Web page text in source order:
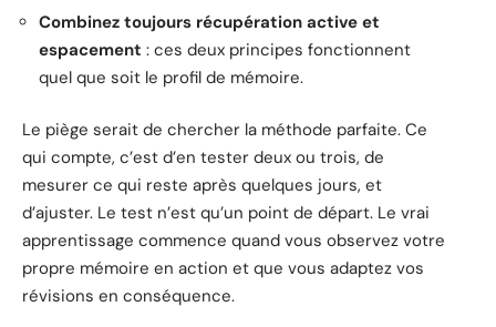
Combinez toujours récupération active et
espacement : ces deux principes fonctionnent
quel que soit le profil de mémoire.
Le piège serait de chercher la méthode parfaite. Ce
qui compte, c’est d’en tester deux ou trois, de
mesurer ce qui reste après quelques jours, et
d’ajuster. Le test n’est qu’un point de départ. Le vrai
apprentissage commence quand vous observez votre
propre mémoire en action et que vous adaptez vos
révisions en conséquence.